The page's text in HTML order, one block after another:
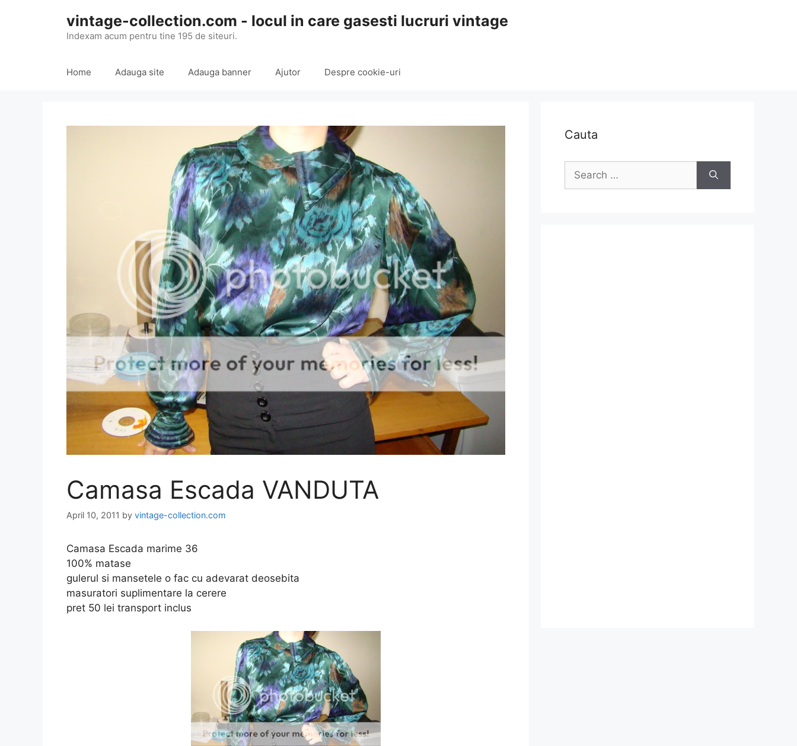
vintage-collection.com - locul in care gasesti lucruri vintage
Indexam acum pentru tine 195 de siteuri.
Home Adauga site Adauga banner Ajutor Despre cookie-uri
Camasa Escada VANDUTA
April 10, 2011 by vintage-collection.com
Camasa Escada marime 36
100% matase
gulerul si mansetele o fac cu adevarat deosebita
masuratori suplimentare la cerere
pret 50 lei transport inclus
Cauta
Search
for: